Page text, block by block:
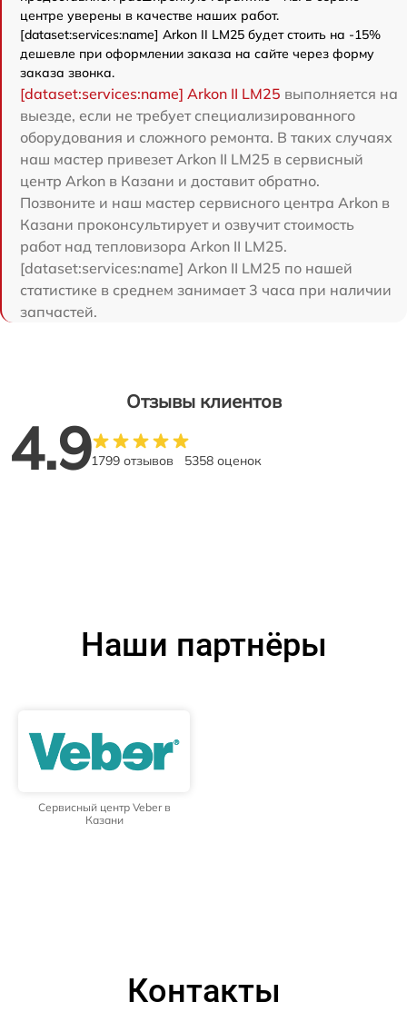
центре уверены в качестве наших работ.
[dataset:services:name] Arkon II LM25 будет стоить на -15%
дешевле при оформлении заказа на сайте через форму
заказа звонка.
[dataset:services:name] Arkon II LM25 выполняется на
выезде, если не требует специализированного
оборудования и сложного ремонта. В таких случаях
наш мастер привезет Arkon II LM25 в сервисный
центр Arkon в Казани и доставит обратно.
Позвоните и наш мастер сервисного центра Arkon в
Казани проконсультирует и озвучит стоимость
работ над тепловизора Arkon II LM25.
[dataset:services:name] Arkon II LM25 по нашей
статистике в среднем занимает 3 часа при наличии
запчастей.
Отзывы клиентов
4.91799 отзывов 5358 оценок
Наши партнёры
Сервисный центр Veber в
Казани
Контакты